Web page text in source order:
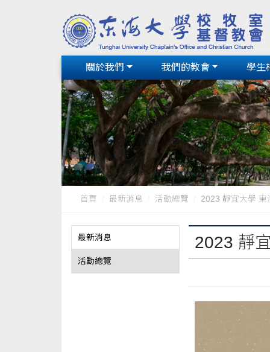
關於我們 我們的教會 學生
首頁 最新消息 活動總覽 2023 靜宜大學 東
最新消息
活動總覽
2023 靜